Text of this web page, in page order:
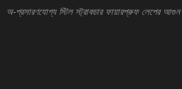
অ-প্রসারণযোগ্য স্টিল স্ট্রাকচার ফায়ারপ্রুফ লেপের আগুন